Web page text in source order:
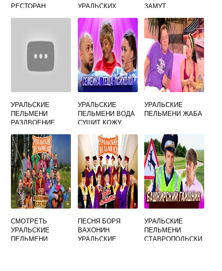
РЕСТОРАН
УРАЛЬСКИХ
ЗАМУТ
УРАЛЬСКИЕ
ПЕЛЬМЕНИ
РАЗДВОЕНИЕ
УРАЛЬСКИЕ
ПЕЛЬМЕНИ ВОДА
СУШИТ КОЖУ
УРАЛЬСКИЕ
ПЕЛЬМЕНИ ЖАБА
СМОТРЕТЬ
УРАЛЬСКИЕ
ПЕЛЬМЕНИ
ПЕСНЯ БОРЯ
ВАХОНИН
УРАЛЬСКИЕ
УРАЛЬСКИЕ
ПЕЛЬМЕНИ
СТАВРОПОЛЬСКИ